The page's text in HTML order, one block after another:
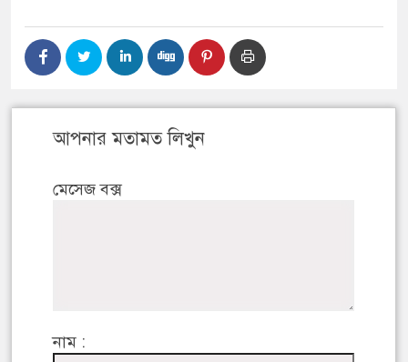
আপনার মতামত লিখুন
মেসেজ বক্স
নাম :